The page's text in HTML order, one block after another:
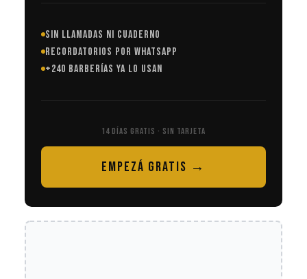
SIN LLAMADAS NI CUADERNO
RECORDATORIOS POR WHATSAPP
+240 BARBERÍAS YA LO USAN
14 DÍAS GRATIS · SIN TARJETA
EMPEZÁ GRATIS →